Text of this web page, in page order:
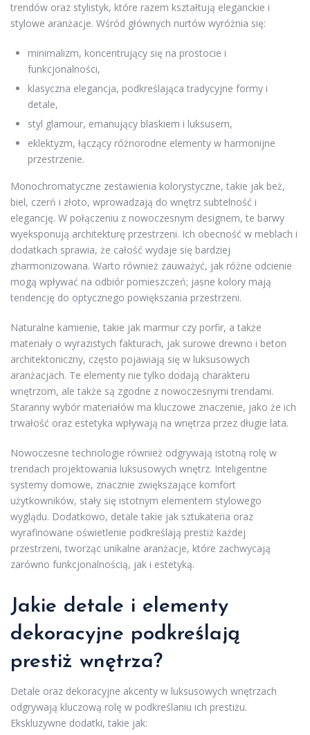
trendów oraz stylistyk, które razem kształtują eleganckie i
stylowe aranżacje. Wśród głównych nurtów wyróżnia się:
minimalizm, koncentrujący się na prostocie i
funkcjonalności,
klasyczna elegancja, podkreślająca tradycyjne formy i
detale,
styl glamour, emanujący blaskiem i luksusem,
eklektyzm, łączący różnorodne elementy w harmonijne
przestrzenie.
Monochromatyczne zestawienia kolorystyczne, takie jak beż,
biel, czerń i złoto, wprowadzają do wnętrz subtelność i
elegancję. W połączeniu z nowoczesnym designem, te barwy
wyeksponują architekturę przestrzeni. Ich obecność w meblach i
dodatkach sprawia, że całość wydaje się bardziej
zharmonizowana. Warto również zauważyć, jak różne odcienie
mogą wpływać na odbiór pomieszczeń; jasne kolory mają
tendencję do optycznego powiększania przestrzeni.
Naturalne kamienie, takie jak marmur czy porfir, a także
materiały o wyrazistych fakturach, jak surowe drewno i beton
architektoniczny, często pojawiają się w luksusowych
aranżacjach. Te elementy nie tylko dodają charakteru
wnętrzom, ale także są zgodne z nowoczesnymi trendami.
Staranny wybór materiałów ma kluczowe znaczenie, jako że ich
trwałość oraz estetyka wpływają na wnętrza przez długie lata.
Nowoczesne technologie również odgrywają istotną rolę w
trendach projektowania luksusowych wnętrz. Inteligentne
systemy domowe, znacznie zwiększające komfort
użytkowników, stały się istotnym elementem stylowego
wyglądu. Dodatkowo, detale takie jak sztukateria oraz
wyrafinowane oświetlenie podkreślają prestiż każdej
przestrzeni, tworząc unikalne aranżacje, które zachwycają
zarówno funkcjonalnością, jak i estetyką.
Jakie detale i elementy
dekoracyjne podkreślają
prestiż wnętrza?
Detale oraz dekoracyjne akcenty w luksusowych wnętrzach
odgrywają kluczową rolę w podkreślaniu ich prestiżu.
Ekskluzywne dodatki, takie jak: